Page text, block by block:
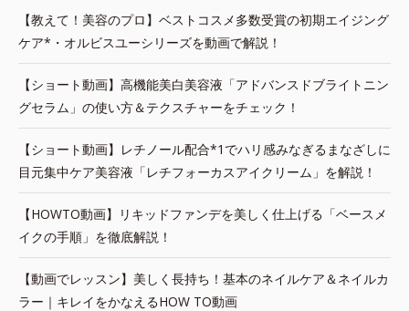
【教えて！美容のプロ】ベストコスメ多数受賞の初期エイジング
ケア*・オルビスユーシリーズを動画で解説！
【ショート動画】高機能美白美容液「アドバンスドブライトニン
グセラム」の使い方＆テクスチャーをチェック！
【ショート動画】レチノール配合*1でハリ感みなぎるまなざしに
目元集中ケア美容液「レチフォーカスアイクリーム」を解説！
【HOWTO動画】リキッドファンデを美しく仕上げる「ベースメ
イクの手順」を徹底解説！
【動画でレッスン】美しく長持ち！基本のネイルケア＆ネイルカ
ラー｜キレイをかなえるHOW TO動画